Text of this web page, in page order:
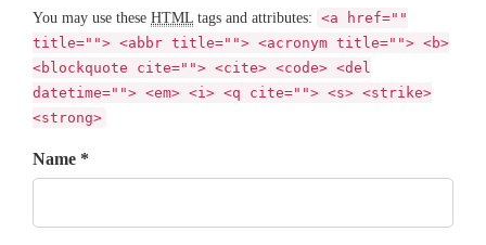
You may use these HTML tags and attributes: <a href=""
title=""> <abbr title=""> <acronym title=""> <b>
<blockquote cite=""> <cite> <code> <del
datetime=""> <em> <i> <q cite=""> <s> <strike>
<strong>
Name *